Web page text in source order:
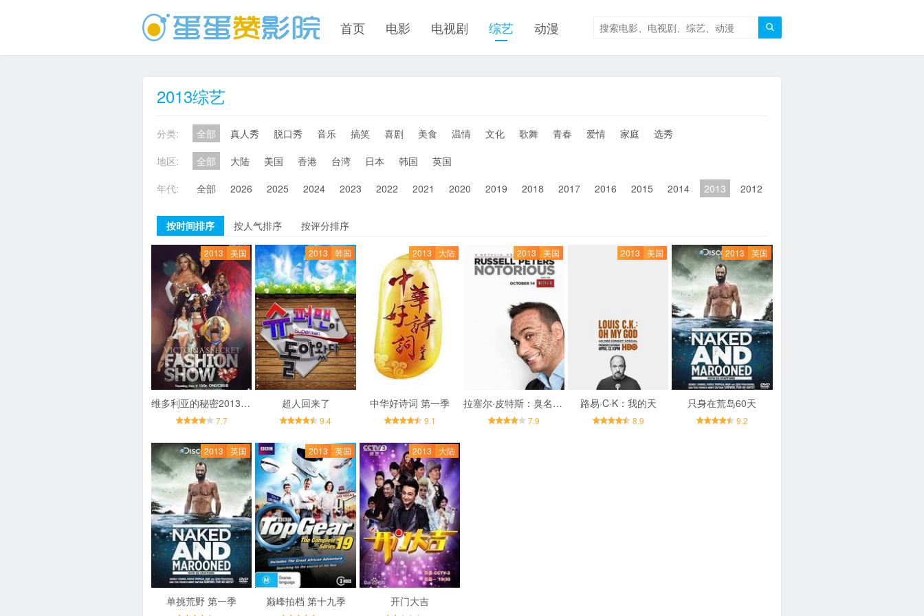

首页 电影 电视剧 综艺 动漫
2013综艺
分类: 全部 真人秀 脱口秀 音乐 搞笑 喜剧 美食 温情 文化 歌舞 青春 爱情 家庭
选秀
地区:
全部 大陆 美国 香港 台湾 日本 韩国
英国
年代:
全部 2026 2025 2024 2023 2022 2021 2020 2019 2018 2017 2016 2015 2014 2013 2012
按时间排序 按人气排序 按评分排序
2013 美国
维多利亚的秘密2013时装秀
7.7
2013 韩国
超人回来了
9.4
2013 大陆
中华好诗词 第一季
9.1
2013 美国
拉塞尔·皮特斯：臭名远扬
7.9
2013 美国
路易·C·K：我的天
8.9
2013 英国
只身在荒岛60天
9.2
2013 英国
单挑荒野 第一季
2013 英国
巅峰拍档 第十九季
2013 大陆
开门大吉